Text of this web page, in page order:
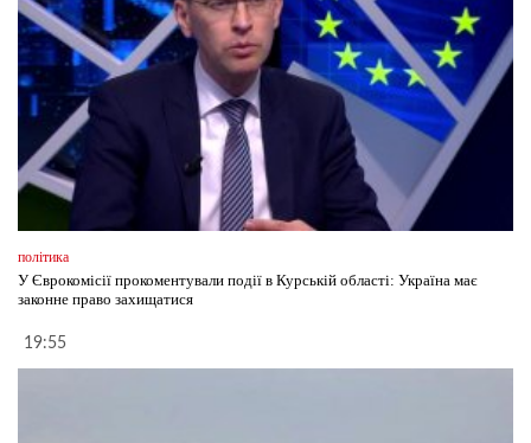
політика
У Єврокомісії прокоментували події в Курській області: Україна має
законне право захищатися
19:55